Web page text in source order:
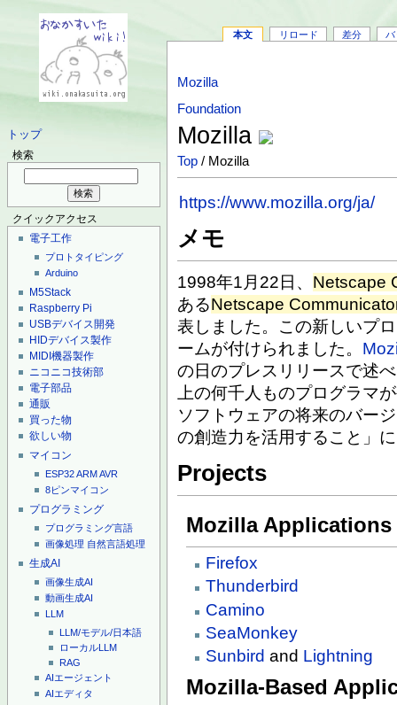
トップ
検索
クイックアクセス
電子工作
プロトタイピング
Arduino
M5Stack
Raspberry Pi
USBデバイス開発
HIDデバイス製作
MIDI機器製作
ニコニコ技術部
電子部品
通販
買った物
欲しい物
マイコン
ESP32ARMAVR
8ピンマイコン
プログラミング
プログラミング言語
画像処理 自然言語処理
生成AI
画像生成AI
動画生成AI
LLM
LLM/モデル/日本語
ローカルLLM
RAG
AIエージェント
AIエディタ
本文 リロード 差分 バ
Mozilla
Foundation
Mozilla
Top / Mozilla
https://www.mozilla.org/ja/
メモ
1998年1月22日、 Netscape
あるNetscape
表しました。この新しいプ
ームが付けられました。
の日のプレスリリースで述
上の何千人ものプログラマ
ソフトウェアの将来のバー
の創造力を活用すること」
Projects
Mozilla Applications
Firefox
Thunderbird
Camino
SeaMonkey
Sunbird and Lightning
Mozilla-Based